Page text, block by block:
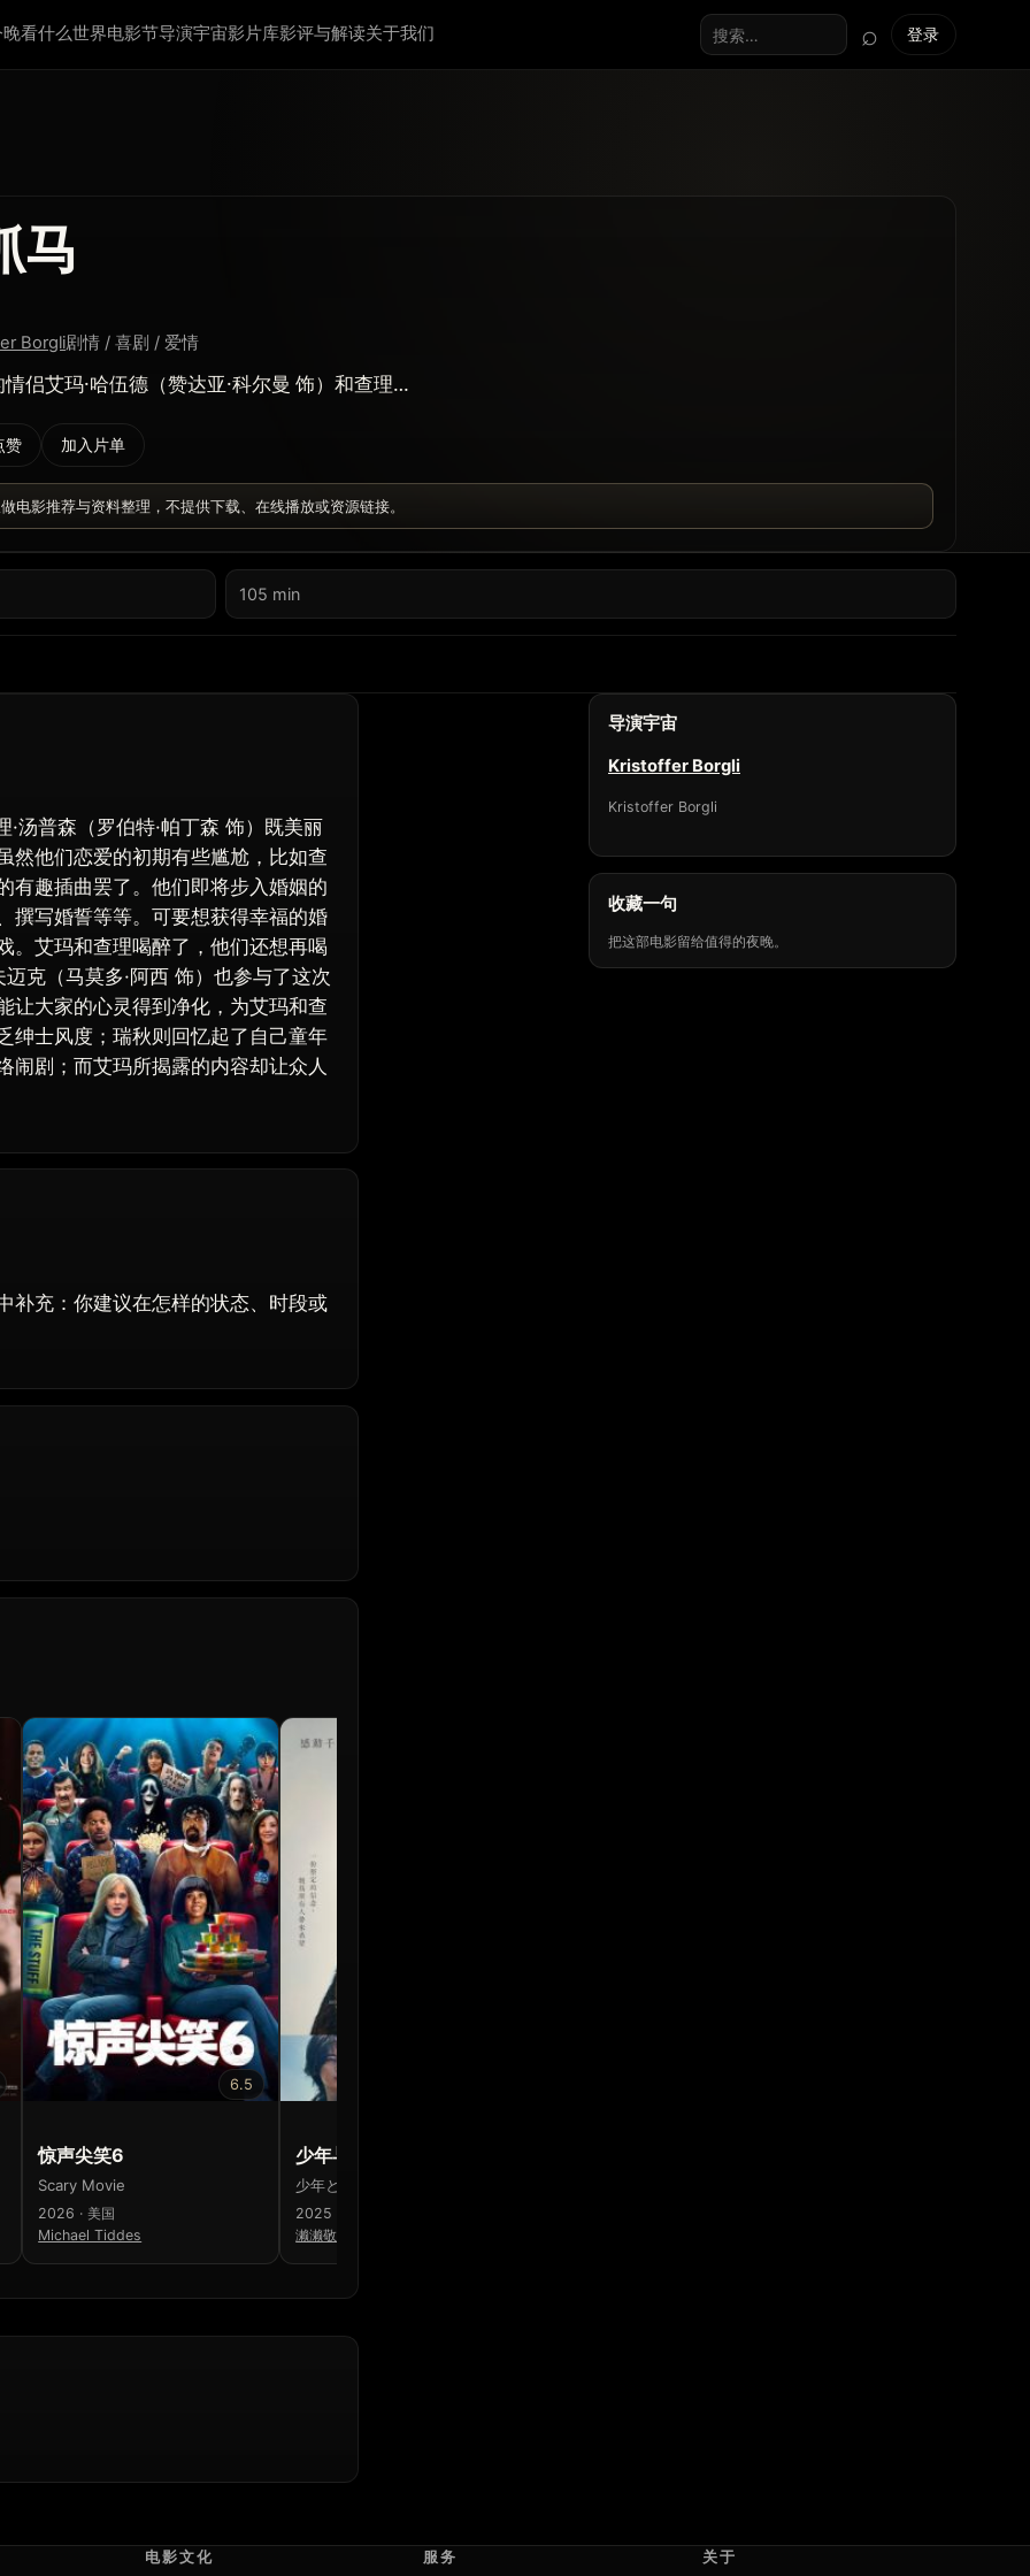
看什么世界电影节导演宇宙影片库影评与解读关于我们
搜索全站
⌕ 登录
马
Borgli剧情 / 喜剧 / 爱情
侣艾玛·哈伍德（赞达亚·科尔曼 饰）和查理…
赞 加入片单
电影推荐与资料整理，不提供下载、在线播放或资源链接。
105 min
汤普森（罗伯特·帕丁森 饰）既美丽
然他们恋爱的初期有些尴尬，比如查
有趣插曲罢了。他们即将步入婚姻的
撰写婚誓等等。可要想获得幸福的婚
。艾玛和查理喝醉了，他们还想再喝
克（马莫多·阿西 饰）也参与了这次
让大家的心灵得到净化，为艾玛和查
绅士风度；瑞秋则回忆起了自己童年
闹剧；而艾玛所揭露的内容却让众人
补充：你建议在怎样的状态、时段或
6.5
惊声尖笑6
Scary Movie
2026 · 美国
Michael Tiddes
少年与犬
少年と犬
2025 · 日本
濑濑敬久
导演宇宙
Kristoffer Borgli
Kristoffer Borgli
收藏一句
把这部电影留给值得的夜晚。
电影文化 服务 关于